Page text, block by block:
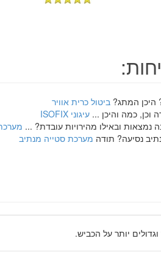
היכן המתג?ביטול כרית אוויר
וכן, כמה והיכן ...עיגוני ISOFIX
ובאילו מהירויות עובדת? ...
נסיעה? תודה מערכת סטייה מנתיב
יותר על הכביש.